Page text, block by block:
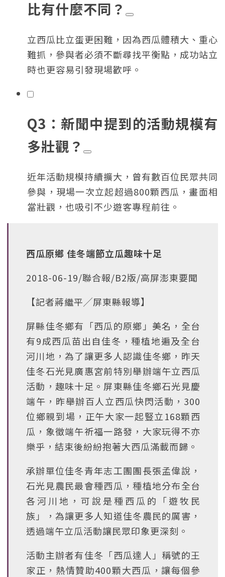
比有什麼不同？
立西瓜比立蛋更困難，因為西瓜體積大、重心
難抓，參與者必須不斷尋找平衡點，成功站立
時也更容易引發現場歡呼。
Q3：新聞中提到的活動規模有
多壯觀？
近年活動規模持續擴大，曾有數百位民眾共同
參與，現場一次立起超過800顆西瓜，畫面相
當壯觀，也吸引不少遊客專程前往。
西瓜原鄉 佳冬端節立瓜趣味十足
2018-06-19/聯合報/B2版/高屏澎東要聞
【記者蔣繼平╱屏東縣報導】
屏縣佳冬鄉有「西瓜的原鄉」美名，全台
有9成西瓜苗出自佳冬，種植地遍及全台
河川地，為了讓更多人認識佳冬鄉，昨天
佳冬石光見廣惠宮前特別舉辦端午立西瓜
活動，趣味十足。屏東縣佳冬鄉石光見慶
端午，昨舉辦百人立西瓜快閃活動，300
位鄉親到場，正午大家一起豎立168顆西
瓜，象徵端午祈福一路發，大家玩得不亦
樂乎，結束後紛紛抱著大西瓜滿載而歸。
承辦單位佳冬青年志工團團長張孟偉說，
石光見農民最會種西瓜，種植地分布全台
各河川地，可說是種西瓜的「遊牧民
族」，為讓更多人知道佳冬農民的厲害，
透過端午立瓜活動讓民眾印象更深刻。
活動主辦者有佳冬「西瓜達人」稱號的王
家正，熱情贊助400顆大西瓜，讓每個參